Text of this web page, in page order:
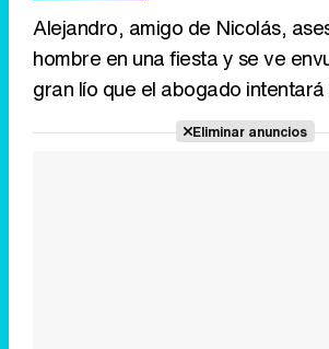
Alejandro, amigo de Nicolás,
hombre en una fiesta y se ve
gran lío que el abogado intentará
Eliminar anuncios